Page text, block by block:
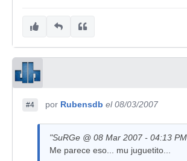
#4 por Rubensdb el 08/03/2007
"SuRGe @ 08 Mar 2007 - 04:13
Me parece eso... mu juguetito...